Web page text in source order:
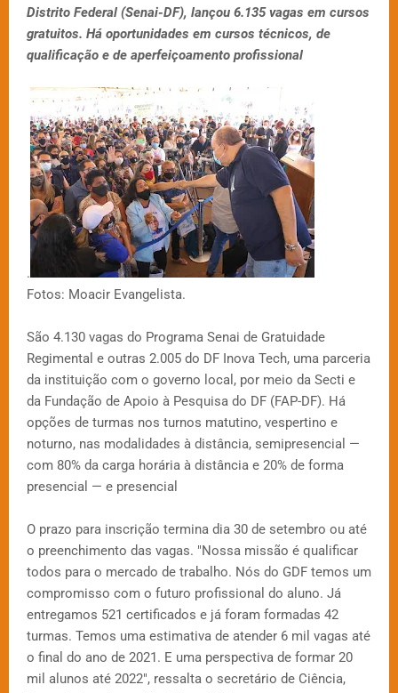
Distrito Federal (Senai-DF), lançou 6.135 vagas em cursos
gratuitos. Há oportunidades em cursos técnicos, de
qualificação e de aperfeiçoamento profissional
.
Fotos: Moacir Evangelista.
São 4.130 vagas do Programa Senai de Gratuidade
Regimental e outras 2.005 do DF Inova Tech, uma parceria
da instituição com o governo local, por meio da Secti e
da Fundação de Apoio à Pesquisa do DF (FAP-DF). Há
opções de turmas nos turnos matutino, vespertino e
noturno, nas modalidades à distância, semipresencial —
com 80% da carga horária à distância e 20% de forma
presencial — e presencial
O prazo para inscrição termina dia 30 de setembro ou até
o preenchimento das vagas. "Nossa missão é qualificar
todos para o mercado de trabalho. Nós do GDF temos um
compromisso com o futuro profissional do aluno. Já
entregamos 521 certificados e já foram formadas 42
turmas. Temos uma estimativa de atender 6 mil vagas até
o final do ano de 2021. E uma perspectiva de formar 20
mil alunos até 2022", ressalta o secretário de Ciência,